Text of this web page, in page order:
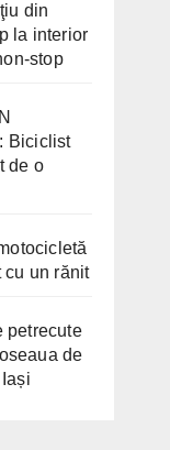
din
la interior
stop
Biciclist
de o
cu un rănit
petrecute
de